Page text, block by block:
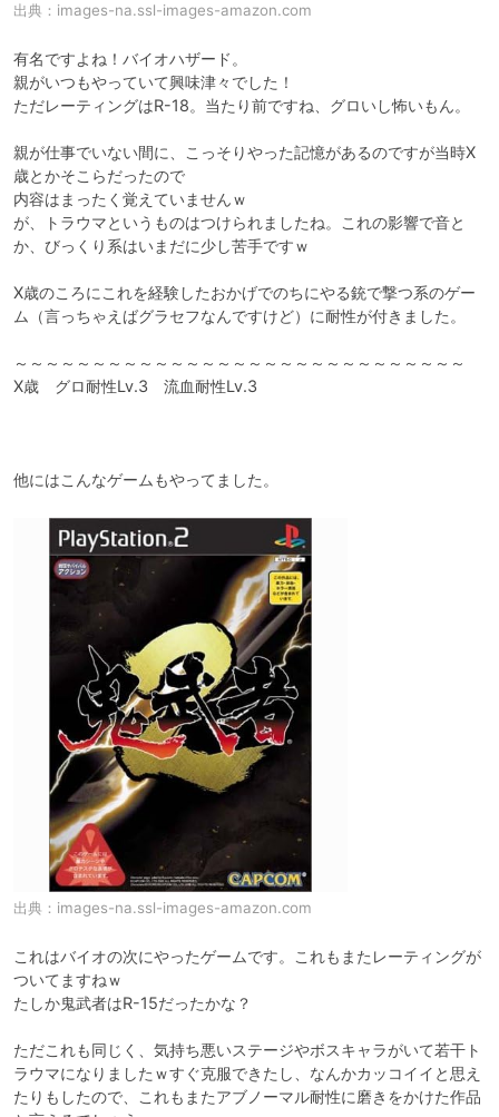
出典： images-na.ssl-images-amazon.com
有名ですよね！バイオハザード。
親がいつもやっていて興味津々でした！
ただレーティングはR-18。当たり前ですね、グロいし怖いもん。
親が仕事でいない間に、こっそりやった記憶があるのですが当時X
歳とかそこらだったので
内容はまったく覚えていませんｗ
が、トラウマというものはつけられましたね。これの影響で音と
か、びっくり系はいまだに少し苦手ですｗ
X歳のころにこれを経験したおかげでのちにやる銃で撃つ系のゲー
ム（言っちゃえばグラセフなんですけど）に耐性が付きました。
～～～～～～～～～～～～～～～～～～～～～～～～～～～～～
X歳　グロ耐性Lv.3　流血耐性Lv.3
他にはこんなゲームもやってました。
出典： images-na.ssl-images-amazon.com
これはバイオの次にやったゲームです。これもまたレーティングが
ついてますねｗ
たしか鬼武者はR-15だったかな？
ただこれも同じく、気持ち悪いステージやボスキャラがいて若干ト
ラウマになりましたｗすぐ克服できたし、なんかカッコイイと思え
たりもしたので、これもまたアブノーマル耐性に磨きをかけた作品